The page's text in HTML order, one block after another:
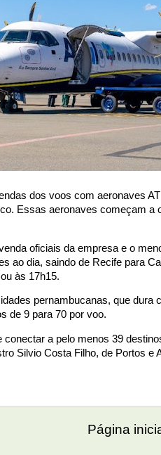
dos voos com aeronaves
Essas aeronaves começam
oficiais da empresa e o
ao dia, saindo de Recife para
às 17h15.
pernambucanas, que
de 9 para 70 por voo.
a pelo menos 39
Silvio Costa Filho, de Portos e
Página